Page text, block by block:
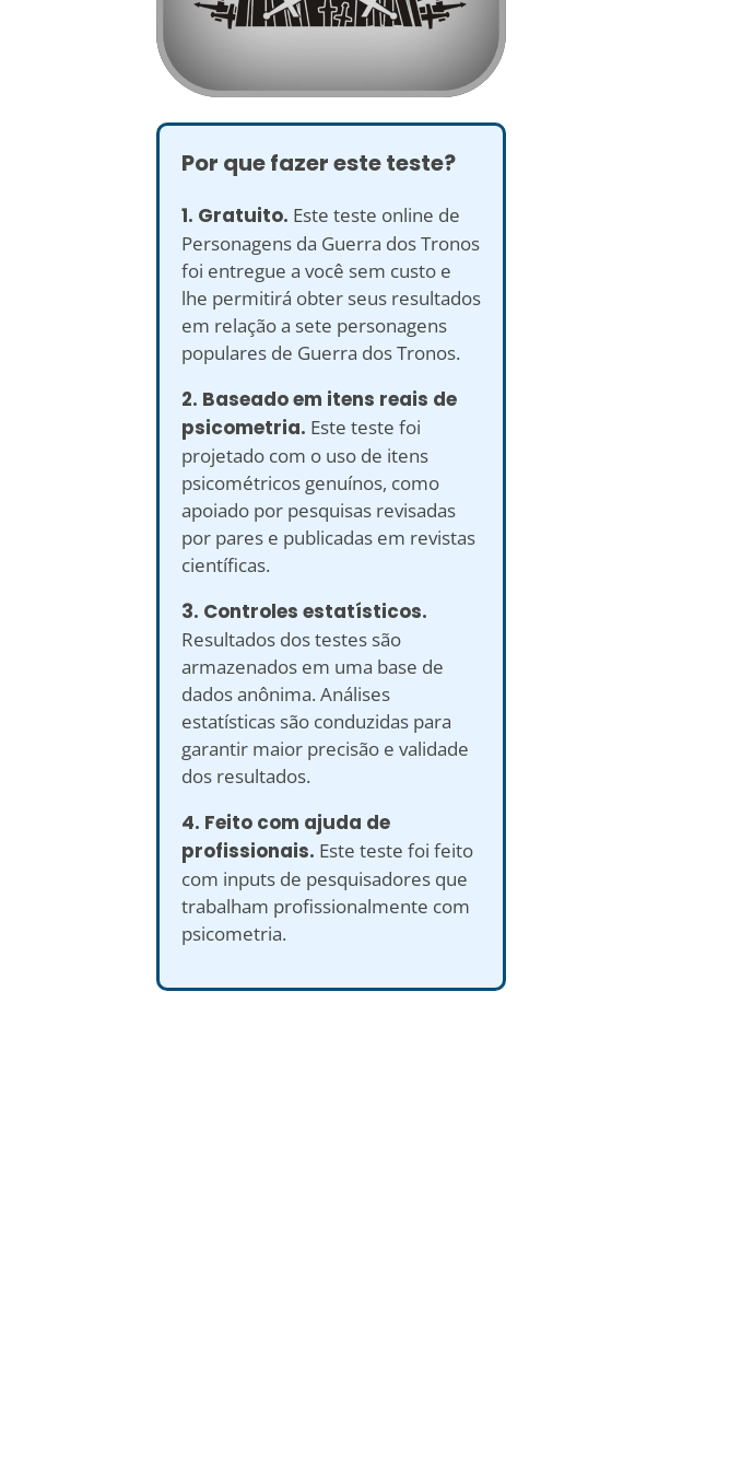
Por que fazer este teste?
1. Gratuito. Este teste online de
Personagens da Guerra dos Tronos
foi entregue a você sem custo e
lhe permitirá obter seus resultados
em relação a sete personagens
populares de Guerra dos Tronos.
2. Baseado em itens reais de
psicometria. Este teste foi
projetado com o uso de itens
psicométricos genuínos, como
apoiado por pesquisas revisadas
por pares e publicadas em revistas
científicas.
3. Controles estatísticos.
Resultados dos testes são
armazenados em uma base de
dados anônima. Análises
estatísticas são conduzidas para
garantir maior precisão e validade
dos resultados.
4. Feito com ajuda de
profissionais. Este teste foi feito
com inputs de pesquisadores que
trabalham profissionalmente com
psicometria.